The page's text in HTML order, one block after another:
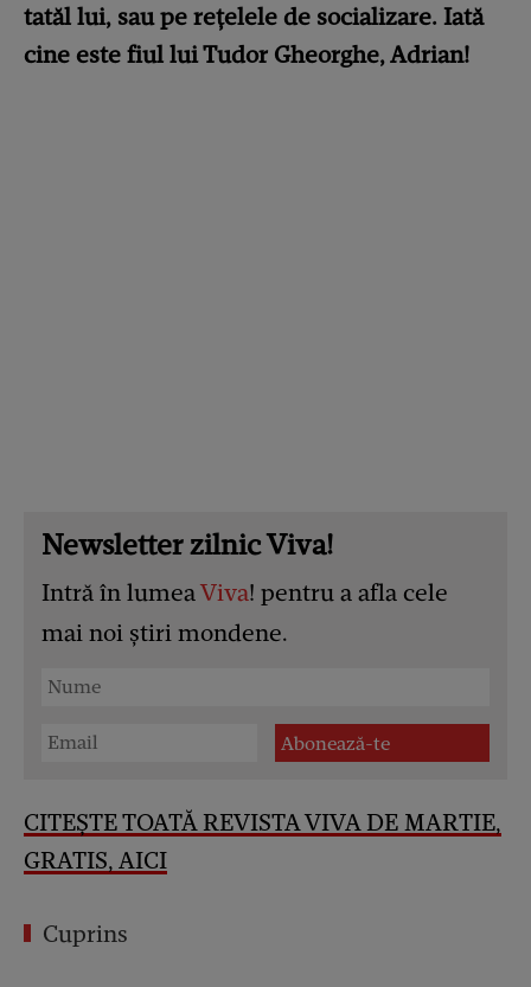
tatăl lui, sau pe rețelele de socializare. Iată
cine este fiul lui Tudor Gheorghe, Adrian!
Newsletter zilnic Viva!
Intră în lumeaViva! pentru a afla cele
mai noi știri mondene.
CITEȘTE TOATĂ REVISTA VIVA DE MARTIE,
GRATIS, AICI
Cuprins